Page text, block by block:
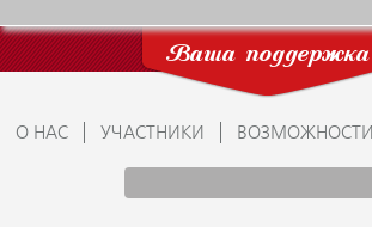
Ваша поддержка
О НАС УЧАСТНИКИ ВОЗМОЖНОСТИ